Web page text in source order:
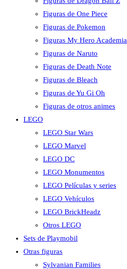
Figuras de One Piece
Figuras de Pokemon
Figuras My Hero Academia
Figuras de Naruto
Figuras de Death Note
Figuras de Bleach
Figuras de Yu Gi Oh
Figuras de otros animes
LEGO
LEGO Star Wars
LEGO Marvel
LEGO DC
LEGO Monumentos
LEGO Películas y series
LEGO Vehículos
LEGO BrickHeadz
Otros LEGO
Sets de Playmobil
Otras figuras
Sylvanian Families